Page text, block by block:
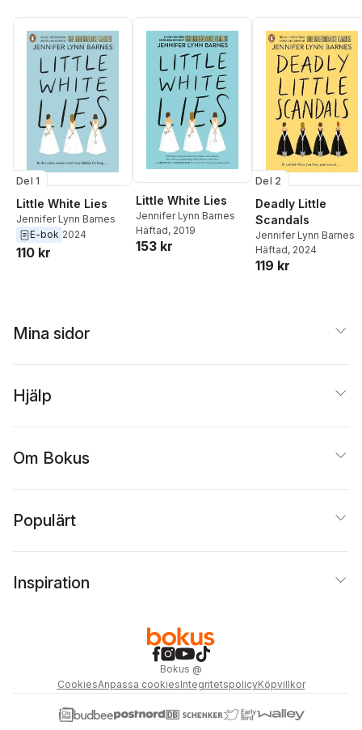
Del 1
Little White Lies
Jennifer Lynn Barnes
E-bok 2024
110 kr
Little White Lies
Jennifer Lynn Barnes
Häftad, 2019
153 kr
Del 2
Deadly Little
Scandals
Jennifer Lynn Barnes
Häftad, 2024
119 kr
Mina sidor
Hjälp
Om Bokus
Populärt
Inspiration
Bokus @
CookiesAnpassa cookiesIntegritetspolicyKöpvillkor